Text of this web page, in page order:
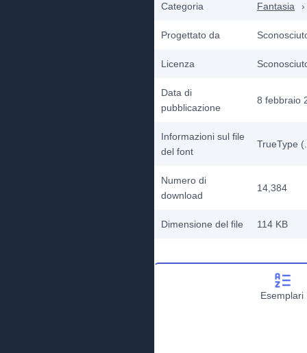
Categoria Fantasia ›
Progettato da
Licenza
Data di
pubblicazione
8 febbraio
Informazioni sul file
del font
TrueType
Numero di
download
14,384
Dimensione del file 114 KB
Esemplari